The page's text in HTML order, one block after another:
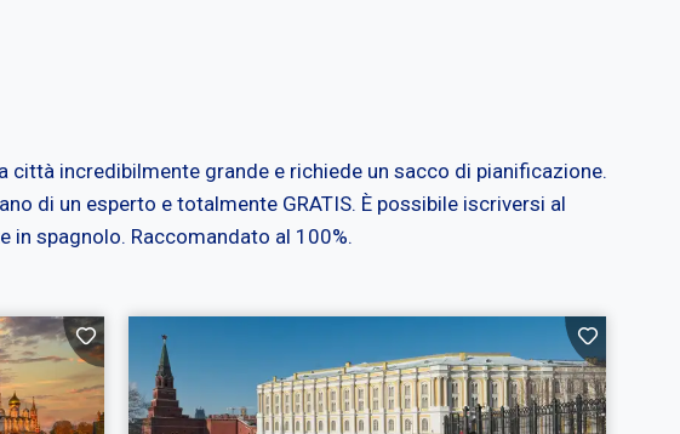
incredibilmente grande e richiede un sacco di pianificazione.
di un esperto e totalmente GRATIS. È possibile iscriversi al
in spagnolo. Raccomandato al 100%.